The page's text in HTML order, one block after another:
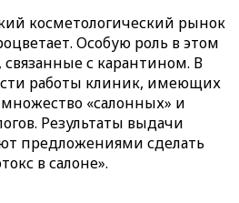
косметологический рынок
Особую роль в этом
с карантином. В
работы клиник, имеющих
«салонных» и
Результаты выдачи
предложениями сделать
в салоне».